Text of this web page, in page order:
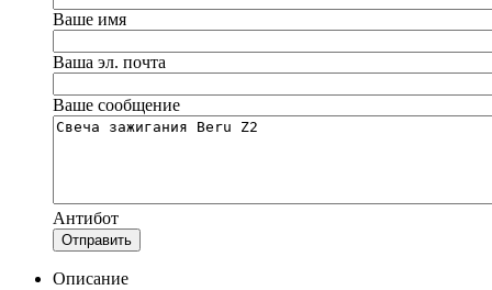
Ваше имя
Ваша эл. почта
Ваше сообщение
Антибот
Отправить
Описание